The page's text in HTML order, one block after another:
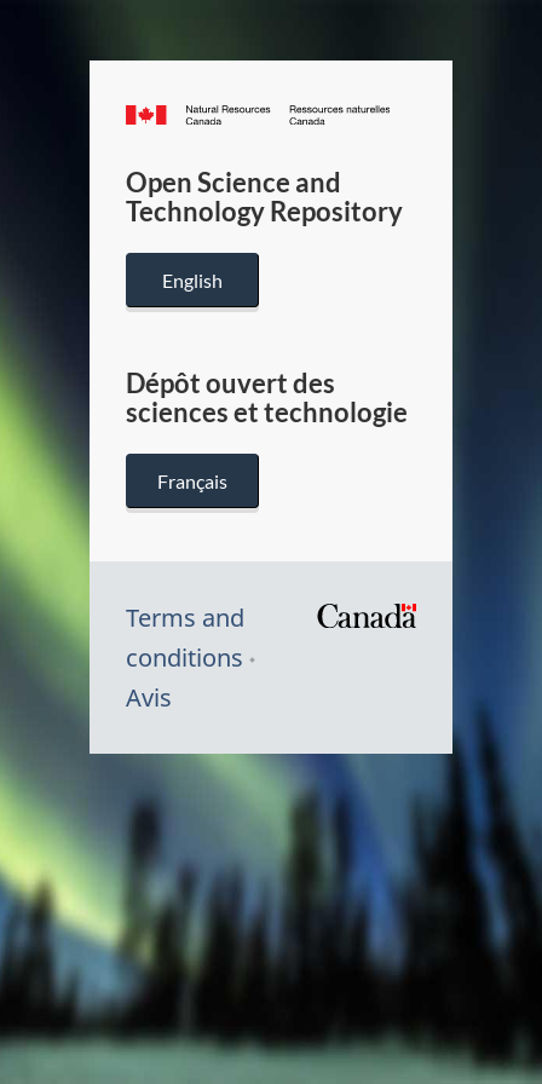
Canada.ca
/
Canada
Open Science and
Technology Repository
English
Dépôt ouvert des
sciences et technologie
Français
Terms and
conditions
Avis
Canada